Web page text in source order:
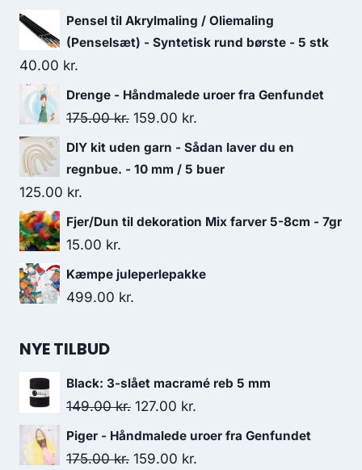
Pensel til Akrylmaling / Oliemaling
(Penselsæt) - Syntetisk rund børste - 5 stk
40.00 kr.
Drenge - Håndmalede uroer fra Genfundet
175.00kr. 159.00 kr.
DIY kit uden garn - Sådan laver du en
regnbue. - 10 mm / 5 buer
125.00 kr.
Fjer/Dun til dekoration Mix farver 5-8cm - 7gr
15.00 kr.
Kæmpe juleperlepakke
499.00 kr.
NYE TILBUD
Black: 3-slået macramé reb 5 mm
149.00kr. 127.00 kr.
Piger - Håndmalede uroer fra Genfundet
175.00kr. 159.00 kr.